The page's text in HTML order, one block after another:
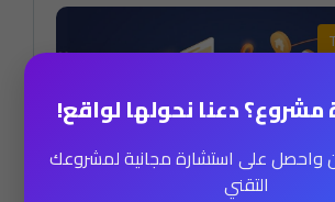
دعنا نحولها لواقع!
واحصل على استشارة مجانية لمشروعك
التقني